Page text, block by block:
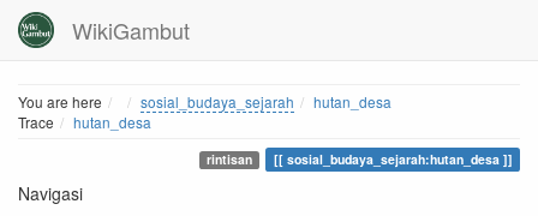
WikiGambut
You are here Home
sosial_budaya_sejarah
hutan_desa
Trace
hutan_desa
rintisan sosial_budaya_sejarah:hutan_desa
Navigasi